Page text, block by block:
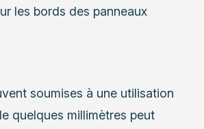
les bords des panneaux
soumises à une utilisation
quelques millimètres peut